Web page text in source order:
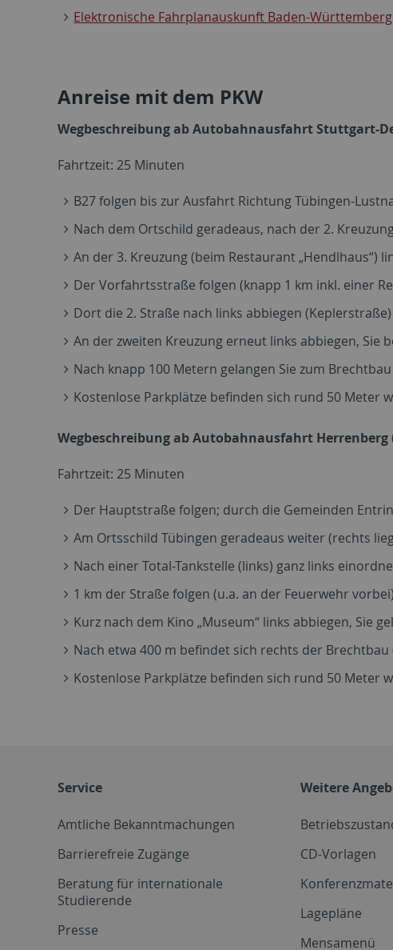
Elektronische Fahrplanauskunft Baden-Württemberg
Anreise mit dem PKW
Wegbeschreibung ab Autobahnausfahrt Stuttgart-
Fahrtzeit: 25 Minuten
B27 folgen bis zur Ausfahrt Richtung Tübingen-
Nach dem Ortschild geradeaus, nach der 2.
An der 3. Kreuzung (beim Restaurant „Hendlhaus“)
Der Vorfahrtsstraße folgen (knapp 1 km inkl. einer
Dort die 2. Straße nach links abbiegen (Keplerstraße)
An der zweiten Kreuzung erneut links abbiegen, Sie
Nach knapp 100 Metern gelangen Sie zum
Kostenlose Parkplätze befinden sich rund 50 Meter
Wegbeschreibung ab Autobahnausfahrt Herrenberg
Fahrtzeit: 25 Minuten
Der Hauptstraße folgen; durch die Gemeinden
Am Ortsschild Tübingen geradeaus weiter (rechts
Nach einer Total-Tankstelle (links) ganz links
1 km der Straße folgen (u.a. an der Feuerwehr vorbei)
Kurz nach dem Kino „Museum“ links abbiegen, Sie
Nach etwa 400 m befindet sich rechts der
Kostenlose Parkplätze befinden sich rund 50 Meter
Service
Amtliche Bekanntmachungen
Barrierefreie Zugänge
Beratung für internationale
Studierende
Presse
Weitere
CD-Vorlagen
Lagepläne
Mensamenü